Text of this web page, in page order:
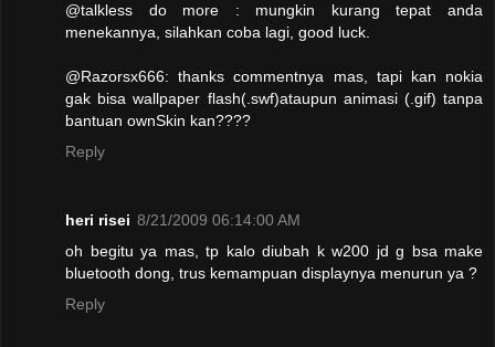
@talkless do more : mungkin kurang tepat anda
menekannya, silahkan coba lagi, good luck.
@Razorsx666: thanks commentnya mas, tapi kan nokia
gak bisa wallpaper flash(.swf)ataupun animasi (.gif) tanpa
bantuan ownSkin kan????
Reply
heri risei 8/21/2009 06:14:00 AM
oh begitu ya mas, tp kalo diubah k w200 jd g bsa make
bluetooth dong, trus kemampuan displaynya menurun ya ?
Reply